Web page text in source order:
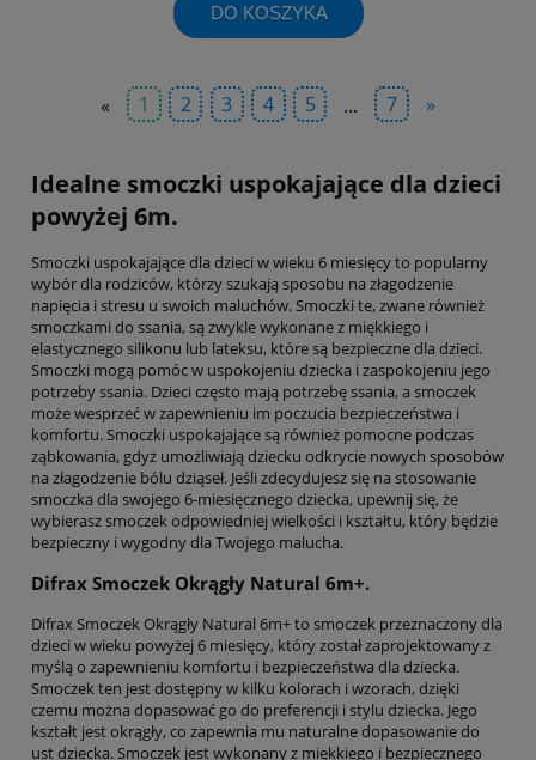
DO KOSZYKA
« 1 2 3 4 5 ... 7 »
Idealne smoczki uspokajające dla dzieci
powyżej 6m.
Smoczki uspokajające dla dzieci w wieku 6 miesięcy to popularny
wybór dla rodziców, którzy szukają sposobu na złagodzenie
napięcia i stresu u swoich maluchów. Smoczki te, zwane również
smoczkami do ssania, są zwykle wykonane z miękkiego i
elastycznego silikonu lub lateksu, które są bezpieczne dla dzieci.
Smoczki mogą pomóc w uspokojeniu dziecka i zaspokojeniu jego
potrzeby ssania. Dzieci często mają potrzebę ssania, a smoczek
może wesprzeć w zapewnieniu im poczucia bezpieczeństwa i
komfortu. Smoczki uspokajające są również pomocne podczas
ząbkowania, gdyż umożliwiają dziecku odkrycie nowych sposobów
na złagodzenie bólu dziąseł. Jeśli zdecydujesz się na stosowanie
smoczka dla swojego 6-miesięcznego dziecka, upewnij się, że
wybierasz smoczek odpowiedniej wielkości i kształtu, który będzie
bezpieczny i wygodny dla Twojego malucha.
Difrax Smoczek Okrągły Natural 6m+.
Difrax Smoczek Okrągły Natural 6m+ to smoczek przeznaczony dla
dzieci w wieku powyżej 6 miesięcy, który został zaprojektowany z
myślą o zapewnieniu komfortu i bezpieczeństwa dla dziecka.
Smoczek ten jest dostępny w kilku kolorach i wzorach, dzięki
czemu można dopasować go do preferencji i stylu dziecka. Jego
kształt jest okrągły, co zapewnia mu naturalne dopasowanie do
ust dziecka. Smoczek jest wykonany z miękkiego i bezpiecznego